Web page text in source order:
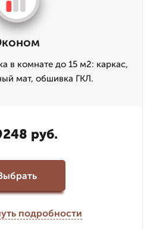
в комнате до 15 м2: каркас,
мат, обшивка ГКЛ.
руб.
подробности